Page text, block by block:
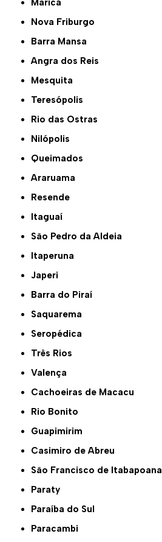
Maricá
Nova Friburgo
Barra Mansa
Angra dos Reis
Mesquita
Teresópolis
Rio das Ostras
Nilópolis
Queimados
Araruama
Resende
Itaguaí
São Pedro da Aldeia
Itaperuna
Japeri
Barra do Piraí
Saquarema
Seropédica
Três Rios
Valença
Cachoeiras de Macacu
Rio Bonito
Guapimirim
Casimiro de Abreu
São Francisco de Itabapoana
Paraty
Paraíba do Sul
Paracambi